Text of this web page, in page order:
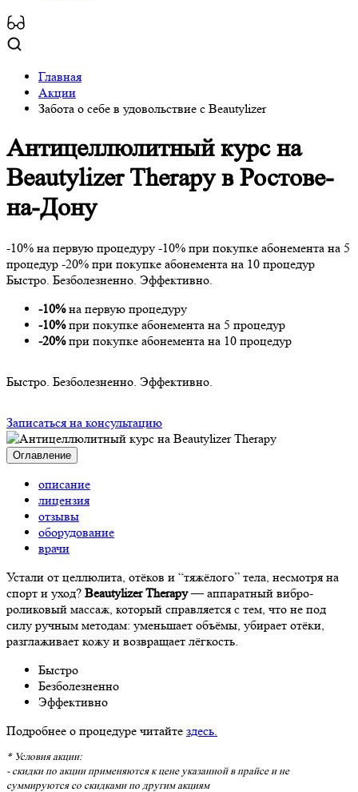
Главная
Акции
Забота о себе в удовольствие с Beautylizer
Антицеллюлитный курс на
Beautylizer Therapyв Ростове-
на-Дону
-10% на первую процедуру -10% при покупке абонемента на 5
процедур -20% при покупке абонемента на 10 процедур
Быстро. Безболезненно. Эффективно.
-10%на первую процедуру
-10%при покупке абонемента на 5 процедур
-20%при покупке абонемента на 10 процедур
Быстро. Безболезненно. Эффективно.
Записаться на консультацию
Оглавление
описание
лицензия
отзывы
оборудование
врачи
Устали от целлюлита, отёков и “тяжёлого” тела, несмотря на
спорт и уход? Beautylizer Therapy— аппаратный вибро-
роликовый массаж, который справляется с тем, что не под
силу ручным методам: уменьшает объёмы, убирает отёки,
разглаживает кожу и возвращает лёгкость.
Быстро
Безболезненно
Эффективно
Подробнее о процедуре читайте здесь.
* Условия акции:
- скидки по акции применяются к цене указанной в прайсе и не
суммируются со скидками по другим акциям